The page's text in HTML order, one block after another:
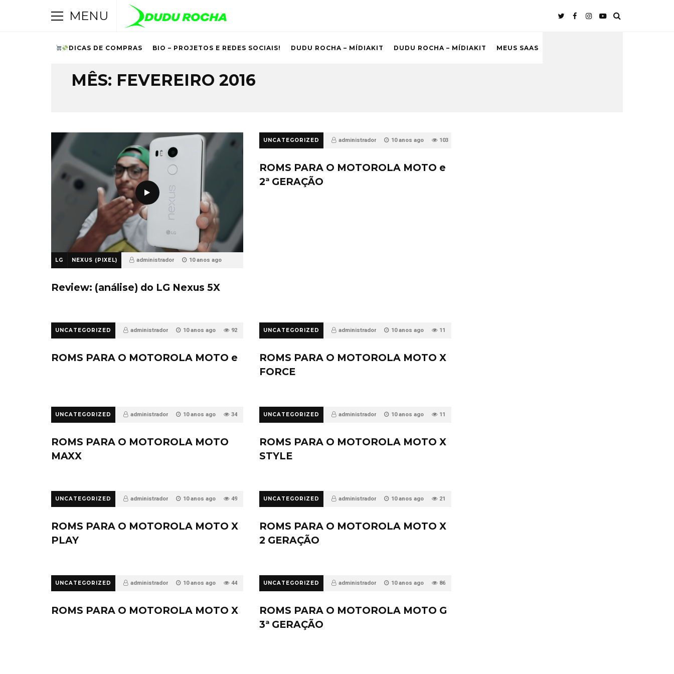
MENU
DICAS DE COMPRAS BIO – PROJETOS E REDES SOCIAIS! DUDU ROCHA – MÍDIAKIT DUDU ROCHA – MÍDIAKIT MEUS SAAS
MÊS: FEVEREIRO 2016
LG NEXUS (PIXEL) administrador 10 anos ago
Review: (análise) do LG Nexus 5X
UNCATEGORIZED administrador 10 anos ago 103
ROMS PARA O MOTOROLA MOTO e
2ª GERAÇÃO
UNCATEGORIZED administrador 10 anos ago 92
ROMS PARA O MOTOROLA MOTO e
UNCATEGORIZED administrador 10 anos ago 11
ROMS PARA O MOTOROLA MOTO X
FORCE
UNCATEGORIZED administrador 10 anos ago 34
ROMS PARA O MOTOROLA MOTO
MAXX
UNCATEGORIZED administrador 10 anos ago 11
ROMS PARA O MOTOROLA MOTO X
STYLE
UNCATEGORIZED administrador 10 anos ago 49
ROMS PARA O MOTOROLA MOTO X
PLAY
UNCATEGORIZED administrador 10 anos ago 21
ROMS PARA O MOTOROLA MOTO X
2 GERAÇÃO
UNCATEGORIZED administrador 10 anos ago 44
ROMS PARA O MOTOROLA MOTO X
UNCATEGORIZED administrador 10 anos ago 86
ROMS PARA O MOTOROLA MOTO G
3ª GERAÇÃO